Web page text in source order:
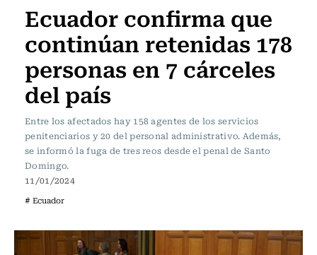
Ecuador confirma que
continúan retenidas 178
personas en 7 cárceles
del país
Entre los afectados hay 158 agentes de los servicios
penitenciarios y 20 del personal administrativo. Además,
se informó la fuga de tres reos desde el penal de Santo
Domingo.
11/01/2024
# Ecuador